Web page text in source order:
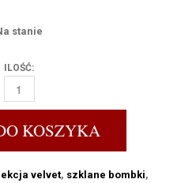
stanie
ILOŚĆ:
BORDOWY VELVET [10CM] 3 SZT.
KOSZYKA
velvet, szklane bombki,